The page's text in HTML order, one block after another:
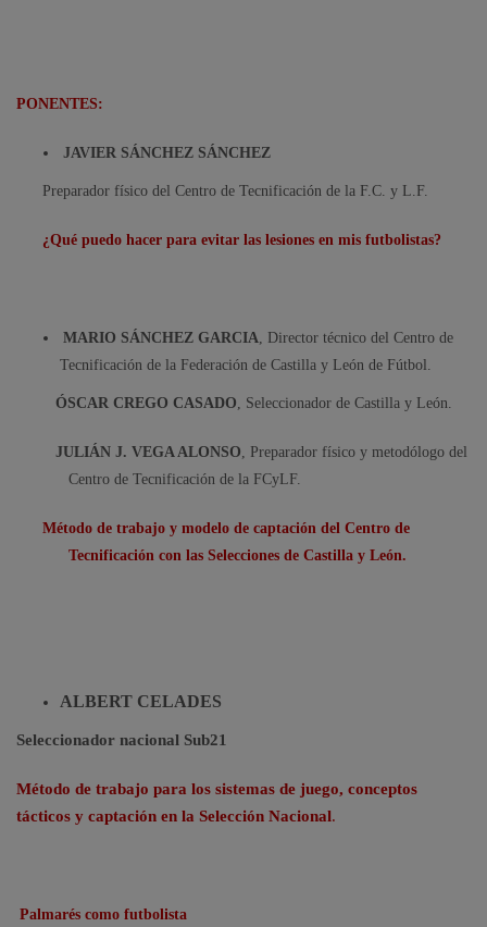
PONENTES:
JAVIER SÁNCHEZ SÁNCHEZ
Preparador físico del Centro de Tecnificación de la F.C. y L.F.
¿Qué puedo hacer para evitar las lesiones en mis futbolistas?
MARIO SÁNCHEZ GARCIA, Director técnico del Centro de
Tecnificación de la Federación de Castilla y León de Fútbol.
ÓSCAR CREGO CASADO, Seleccionador de Castilla y León.
JULIÁN J. VEGA ALONSO, Preparador físico y metodólogo del
Centro de Tecnificación de la FCyLF.
Método de trabajo y modelo de captación del Centro de
Tecnificación con las Selecciones de Castilla y León.
ALBERT CELADES
Seleccionador nacional Sub21
Método de trabajo para los sistemas de juego, conceptos
tácticos y captación en la Selección Nacional.
Palmarés como futbolista